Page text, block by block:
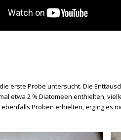
erste Probe untersucht. Die
etwa 2 % Diatomeen enthielten,
Proben erhielten, erging es